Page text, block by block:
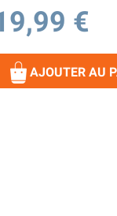
€
AJOUTER AU